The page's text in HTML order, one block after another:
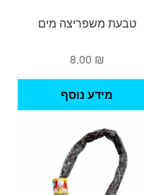
טבעת משפריצה מים
8.00 ₪
מידע נוסף